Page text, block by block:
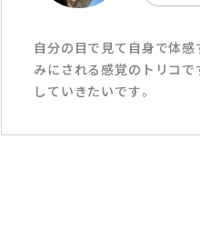
自分の目で見て自身で体
みにされる感覚のトリコ
していきたいです。